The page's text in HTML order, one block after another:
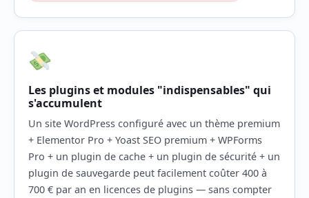
Les plugins et modules "indispensables" qui
s'accumulent
Un site WordPress configuré avec un thème premium
+ Elementor Pro + Yoast SEO premium + WPForms
Pro + un plugin de cache + un plugin de sécurité + un
plugin de sauvegarde peut facilement coûter 400 à
700 € par an en licences de plugins — sans compter